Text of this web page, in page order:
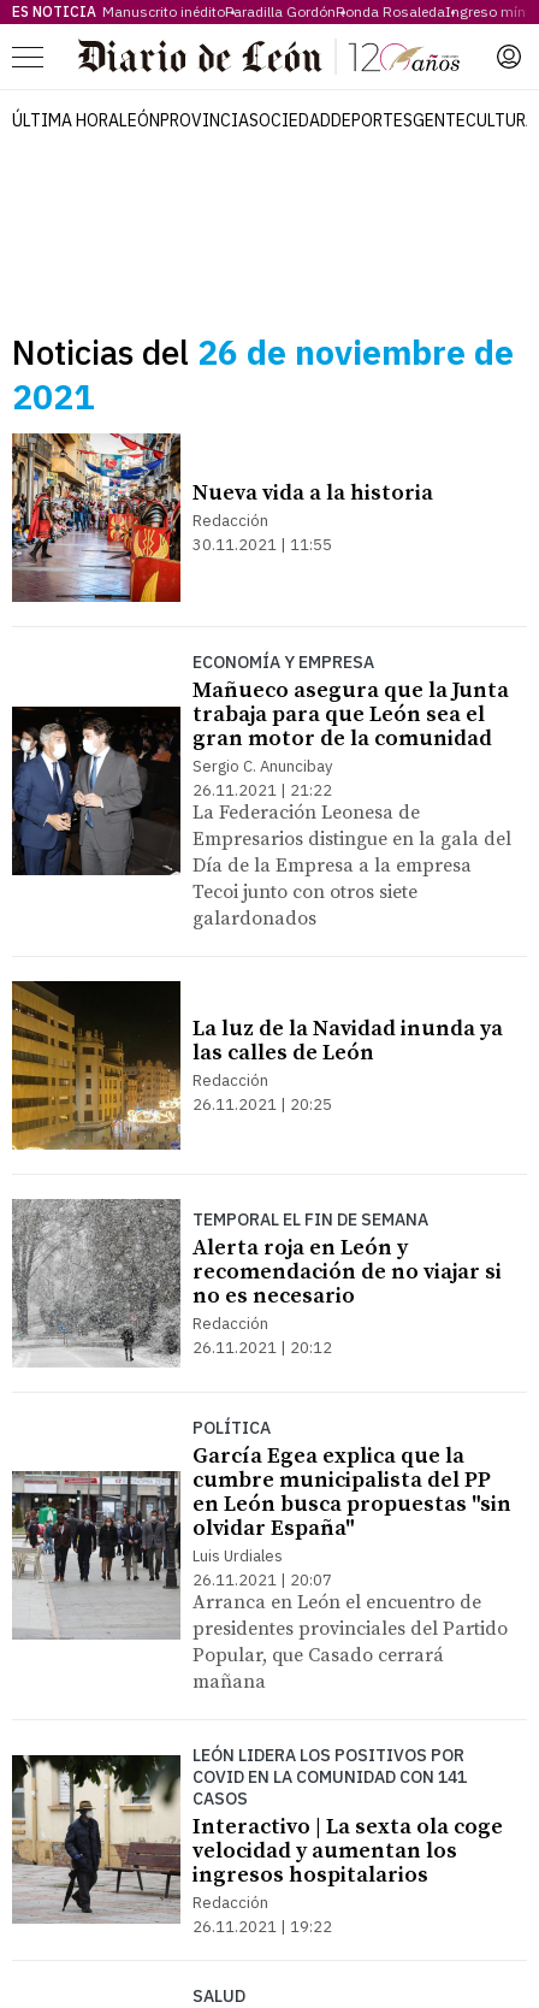
ES NOTICIA Manuscrito inéditoParadilla GordónRonda RosaledaIngreso
Menú
ÚLTIMA HORALEÓNPROVINCIASOCIEDADDEPORTESGENTECULTURA
Noticias del 26 de noviembre de
2021
Nueva vida a la historia
Redacción
30.11.2021 | 11:55
ECONOMÍA Y EMPRESA
Mañueco asegura que la Junta
trabaja para que León sea el
gran motor de la comunidad
Sergio C. Anuncibay
26.11.2021 | 21:22
La Federación Leonesa de
Empresarios distingue en la gala del
Día de la Empresa a la empresa
Tecoi junto con otros siete
galardonados
La luz de la Navidad inunda ya
las calles de León
Redacción
26.11.2021 | 20:25
TEMPORAL EL FIN DE SEMANA
Alerta roja en León y
recomendación de no viajar si
no es necesario
Redacción
26.11.2021 | 20:12
POLÍTICA
García Egea explica que la
cumbre municipalista del PP
en León busca propuestas "sin
olvidar España"
Luis Urdiales
26.11.2021 | 20:07
Arranca en León el encuentro de
presidentes provinciales del Partido
Popular, que Casado cerrará
mañana
LEÓN LIDERA LOS POSITIVOS POR
COVID EN LA COMUNIDAD CON 141
CASOS
Interactivo | La sexta ola coge
velocidad y aumentan los
ingresos hospitalarios
Redacción
26.11.2021 | 19:22
SALUD